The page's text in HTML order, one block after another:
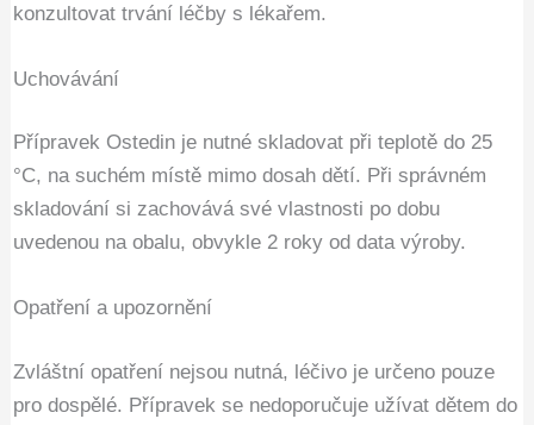
konzultovat trvání léčby s lékařem.
Uchovávání
Přípravek Ostedin je nutné skladovat při teplotě do 25
°C, na suchém místě mimo dosah dětí. Při správném
skladování si zachovává své vlastnosti po dobu
uvedenou na obalu, obvykle 2 roky od data výroby.
Opatření a upozornění
Zvláštní opatření nejsou nutná, léčivo je určeno pouze
pro dospělé. Přípravek se nedoporučuje užívat dětem do